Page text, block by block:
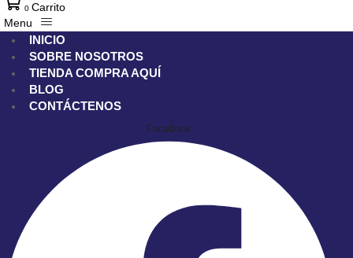
0 Carrito
Menu
INICIO
SOBRE NOSOTROS
TIENDA COMPRA AQUÍ
BLOG
CONTÁCTENOS
Facebook